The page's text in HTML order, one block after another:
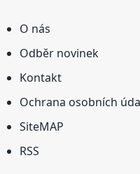
O nás
Odběr novinek
Kontakt
Ochrana osobních
SiteMAP
RSS